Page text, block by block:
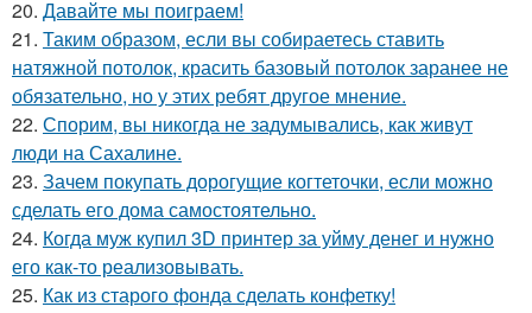
20. Давайте мы поиграем!
21. Таким образом, если вы собираетесь ставить
натяжной потолок, красить базовый потолок заранее не
обязательно, но у этих ребят другое мнение.
22. Спорим, вы никогда не задумывались, как живут
люди на Сахалине.
23. Зачем покупать дорогущие когтеточки, если можно
сделать его дома самостоятельно.
24. Когда муж купил 3D принтер за уйму денег и нужно
его как-то реализовывать.
25. Как из старого фонда сделать конфетку!